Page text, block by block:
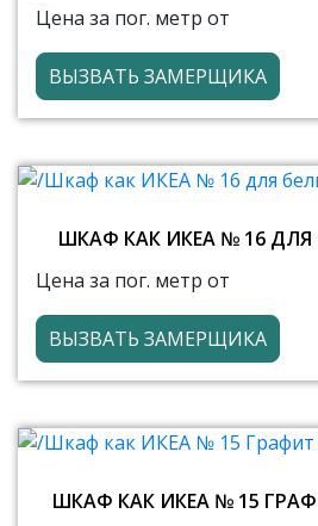
Цена за пог. метр от
ВЫЗВАТЬ ЗАМЕРЩИКА
ШКАФ КАК ИКЕА № 16 ДЛЯ
Цена за пог. метр от
ВЫЗВАТЬ ЗАМЕРЩИКА
ШКАФ КАК ИКЕА № 15